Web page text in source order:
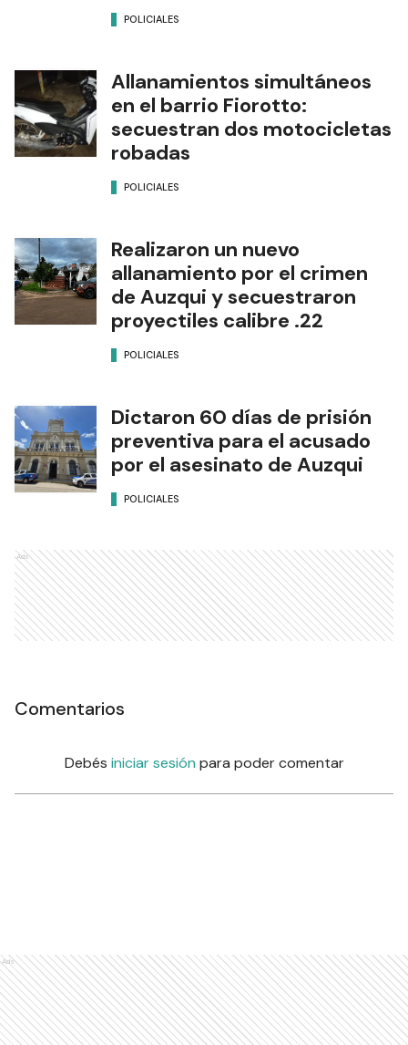
POLICIALES
Allanamientos simultáneos
en el barrio Fiorotto:
secuestran dos motocicletas
robadas
POLICIALES
Realizaron un nuevo
allanamiento por el crimen
de Auzqui y secuestraron
proyectiles calibre .22
POLICIALES
Dictaron 60 días de prisión
preventiva para el acusado
por el asesinato de Auzqui
POLICIALES
Ads
Comentarios
Debés iniciar sesión para poder comentar
Ads